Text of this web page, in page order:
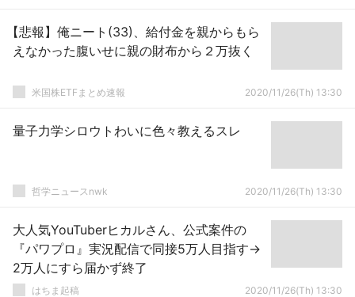
【悲報】俺ニート(33)、給付金を親からもら
えなかった腹いせに親の財布から２万抜く
米国株ETFまとめ速報 2020/11/26(Th) 13:30
量子力学シロウトわいに色々教えるスレ
哲学ニュースnwk 2020/11/26(Th) 13:30
大人気YouTuberヒカルさん、公式案件の
『パワプロ』実況配信で同接5万人目指す→
2万人にすら届かず終了
はちま起稿 2020/11/26(Th) 13:30